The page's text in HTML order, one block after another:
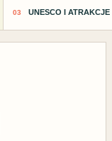
UNESCO I